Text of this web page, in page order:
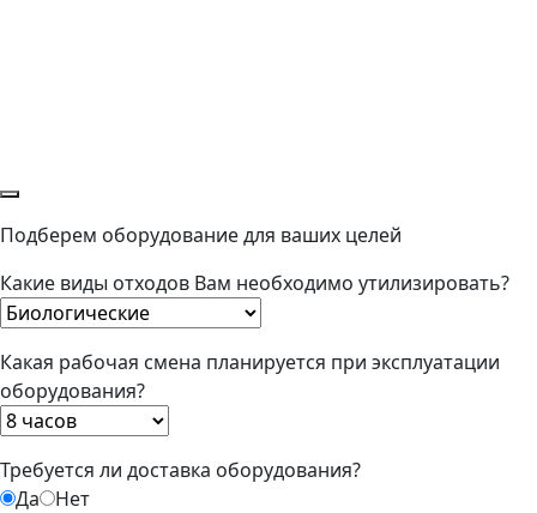
Подберем оборудование для ваших целей
Какие виды отходов Вам необходимо утилизировать?
Какая рабочая смена планируется при эксплуатации
оборудования?
Требуется ли доставка оборудования?
Да
Нет